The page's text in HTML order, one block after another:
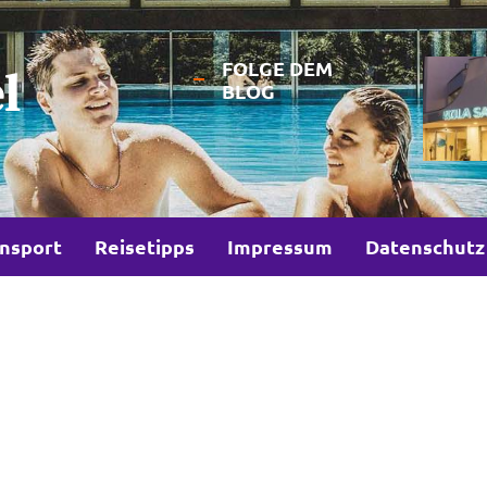
FOLGE DEM
BLOG
Reisetipps Impressum Datenschutz